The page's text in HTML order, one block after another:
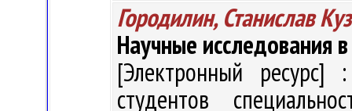
Городилин, Станислав
Научные исследования
[Электронный ресурс]
студентов